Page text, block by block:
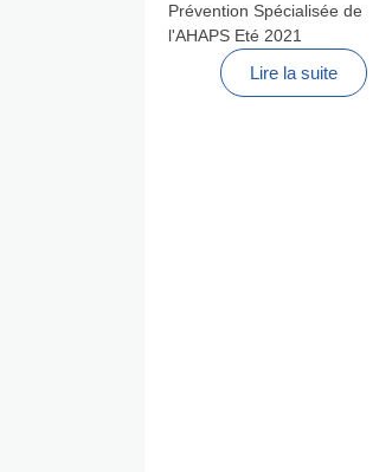
Prévention Spécialisée de
l'AHAPS Eté 2021
Lire la suite